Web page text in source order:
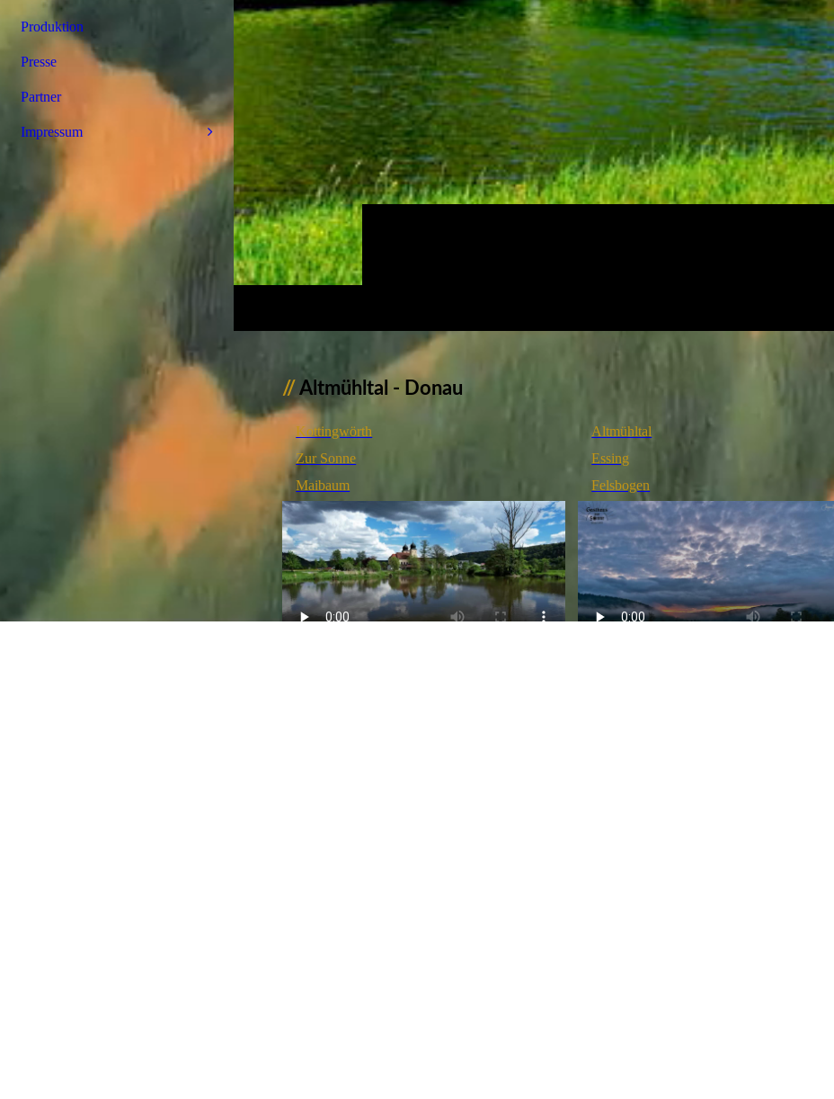
// Altmühltal - Donau
Kottingwörth
Zur Sonne
Maibaum
Altmühltal
Essing
Felsbogen
Produktion
Presse
Partner
Impressum